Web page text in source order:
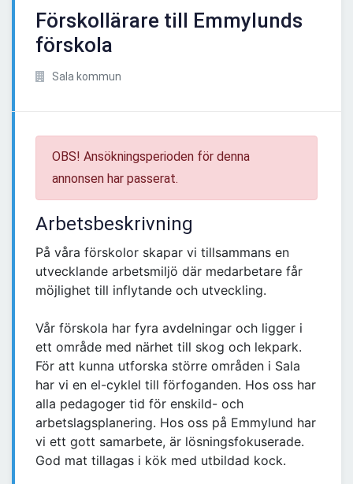
Förskollärare till Emmylunds
förskola
Sala kommun
OBS! Ansökningsperioden för denna
annonsen har passerat.
Arbetsbeskrivning
På våra förskolor skapar vi tillsammans en
utvecklande arbetsmiljö där medarbetare får
möjlighet till inflytande och utveckling.
Vår förskola har fyra avdelningar och ligger i
ett område med närhet till skog och lekpark.
För att kunna utforska större områden i Sala
har vi en el-cyklel till förfoganden. Hos oss har
alla pedagoger tid för enskild- och
arbetslagsplanering. Hos oss på Emmylund har
vi ett gott samarbete, är lösningsfokuserade.
God mat tillagas i kök med utbildad kock.